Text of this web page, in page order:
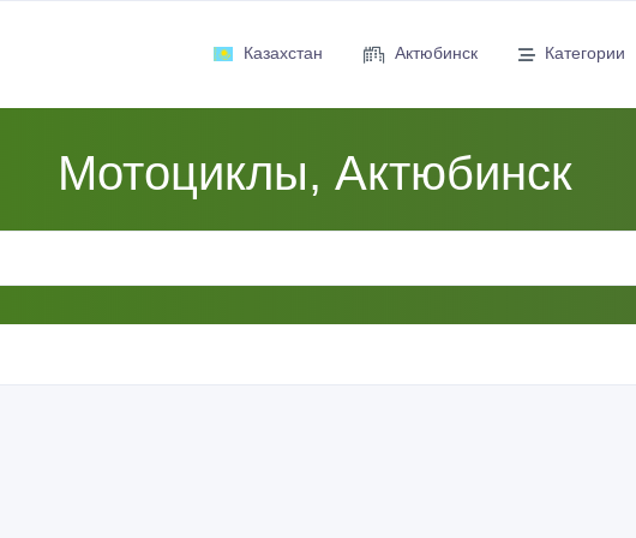
Казахстан Актюбинск Категории
Мотоциклы, Актюбинск